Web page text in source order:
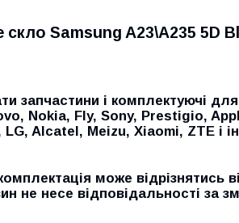
скло Samsung A23\A235 5D
запчастини і комплектуючі
Nokia, Fly, Sony, Prestigio,
LG, Alcatel, Meizu, Xiaomi, ZTE і
може відрізнятись
не несе відповідальності за